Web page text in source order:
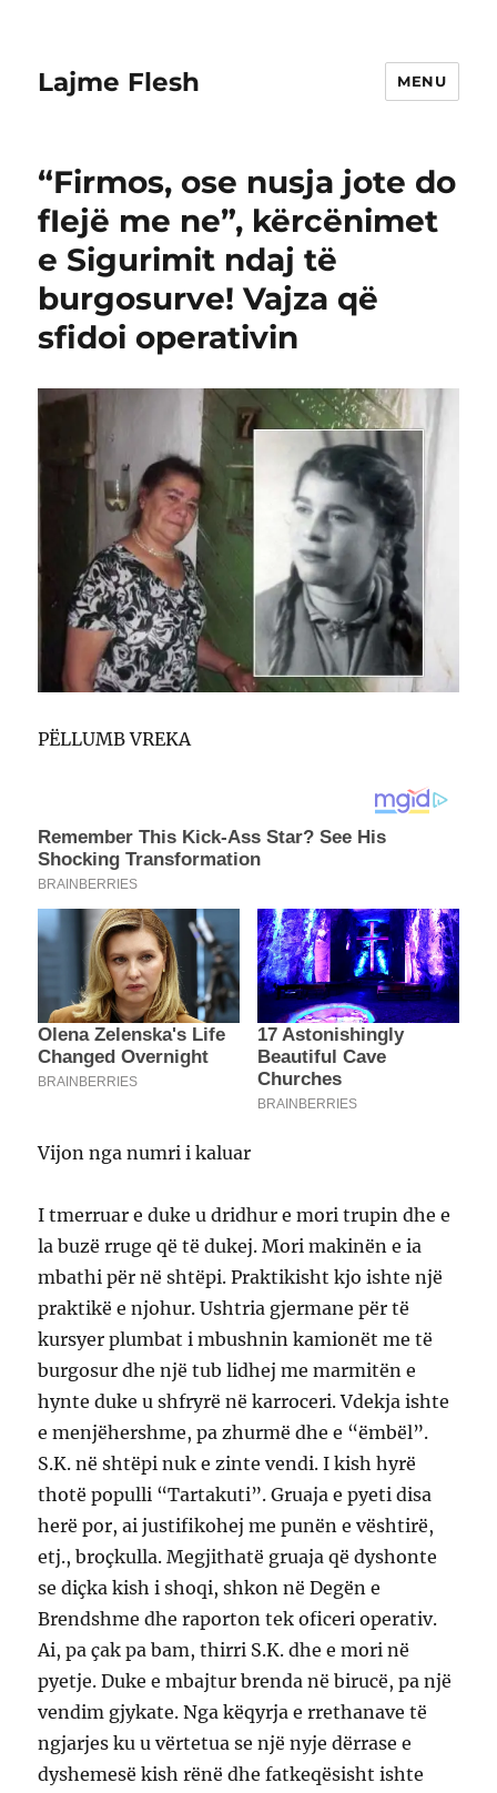
Lajme Flesh MENU
“Firmos, ose nusja jote do
fIejë me ne”, kërcënimet
e Sigurimit ndaj të
burgosurve! Vajza që
sfidoi operativin
PËLLUMB VREKA
Vijon nga numri i kaluar
I tmerruar e duke u dridhur e mori trupin dhe e
la buzë rruge që të dukej. Mori makinën e ia
mbathi për në shtëpi. Praktikisht kjo ishte një
praktikë e njohur. Ushtria gjermane për të
kursyer plumbat i mbushnin kamionët me të
burgosur dhe një tub lidhej me marmitën e
hynte duke u shfryrë në karroceri. Vdekja ishte
e menjëhershme, pa zhurmë dhe e “ëmbël”.
S.K. në shtëpi nuk e zinte vendi. I kish hyrë
thotë populli “Tartakuti”. Gruaja e pyeti disa
herë por, ai justifikohej me punën e vështirë,
etj., broçkulla. Megjithatë gruaja që dyshonte
se diçka kish i shoqi, shkon në Degën e
Brendshme dhe raporton tek oficeri operativ.
Ai, pa çak pa bam, thirri S.K. dhe e mori në
pyetje. Duke e mbajtur brenda në birucë, pa një
vendim gjykate. Nga këqyrja e rrethanave të
ngjarjes ku u vërtetua se një nyje dërrase e
dyshemesë kish rënë dhe fatkeqësisht ishte